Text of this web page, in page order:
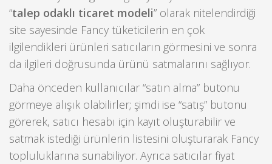
“talep odaklı ticaret modeli” olarak nitelendirdiği
site sayesinde Fancy tüketicilerin en çok
ilgilendikleri ürünleri satıcıların görmesini ve sonra
da ilgileri doğrusunda ürünü satmalarını sağlıyor.
Daha önceden kullanıcılar “satın alma” butonu
görmeye alışık olabilirler; şimdi ise “satış” butonu
görerek, satıcı hesabı için kayıt oluşturabilir ve
satmak istediği ürünlerin listesini oluşturarak Fancy
topluluklarına sunabiliyor. Ayrıca satıcılar fiyat